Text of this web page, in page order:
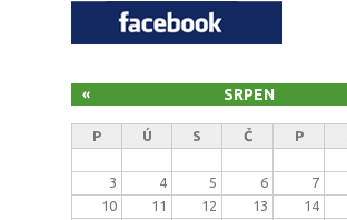
SRPEN
«
P Ú S Č P
3
4 5 6 7
10
11 12 13 14